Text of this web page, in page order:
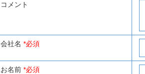
コメント
会社名 *必須
お名前 *必須